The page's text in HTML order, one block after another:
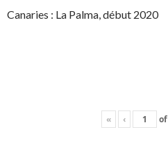
Canaries : La Palma, début 2020
« ‹ of